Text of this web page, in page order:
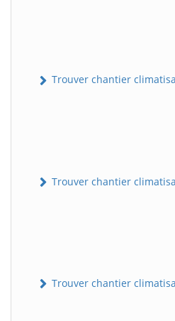
Trouver chantier
Trouver chantier
Trouver chantier